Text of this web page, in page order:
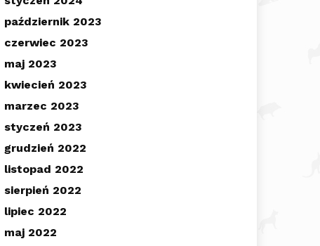
październik 2023
czerwiec 2023
maj 2023
kwiecień 2023
marzec 2023
styczeń 2023
grudzień 2022
listopad 2022
sierpień 2022
lipiec 2022
maj 2022